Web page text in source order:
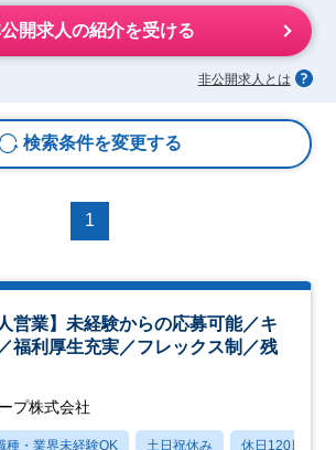
開求人の紹介を受ける
非公開求人とは
検索条件を変更する
1
営業】未経験からの応募可能／キ
福利厚生充実／フレックス制／残
プ株式会社
種・業界未経験OK 土日祝休み 休日120日以上